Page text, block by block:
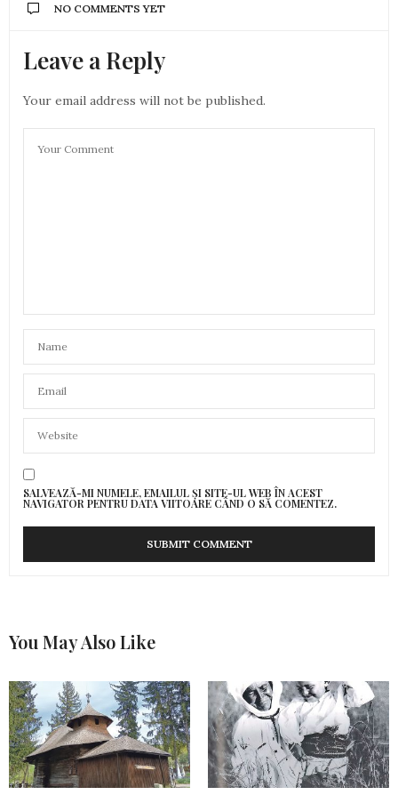
NO COMMENTS YET
Leave a Reply
Your email address will not be published.
SALVEAZĂ-MI NUMELE, EMAILUL ȘI SITE-UL WEB ÎN ACEST
NAVIGATOR PENTRU DATA VIITOARE CÂND O SĂ COMENTEZ.
You May Also Like